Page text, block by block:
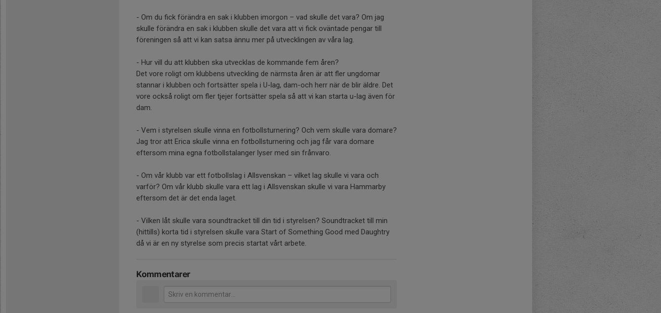
- Om du fick förändra en sak i klubben imorgon – vad skulle det vara? Om jag
skulle förändra en sak i klubben skulle det vara att vi fick oväntade pengar till
föreningen så att vi kan satsa ännu mer på utvecklingen av våra lag.
- Hur vill du att klubben ska utvecklas de kommande fem åren?
Det vore roligt om klubbens utveckling de närmsta åren är att fler ungdomar
stannar i klubben och fortsätter spela i U-lag, dam-och herr när de blir äldre. Det
vore också roligt om fler tjejer fortsätter spela så att vi kan starta u-lag även för
dam.
- Vem i styrelsen skulle vinna en fotbollsturnering? Och vem skulle vara domare?
Jag tror att Erica skulle vinna en fotbollsturnering och jag får vara domare
eftersom mina egna fotbollstalanger lyser med sin frånvaro.
- Om vår klubb var ett fotbollslag i Allsvenskan – vilket lag skulle vi vara och
varför? Om vår klubb skulle vara ett lag i Allsvenskan skulle vi vara Hammarby
eftersom det är det enda laget.
- Vilken låt skulle vara soundtracket till din tid i styrelsen? Soundtracket till min
(hittills) korta tid i styrelsen skulle vara Start of Something Good med Daughtry
då vi är en ny styrelse som precis startat vårt arbete.
Kommentarer